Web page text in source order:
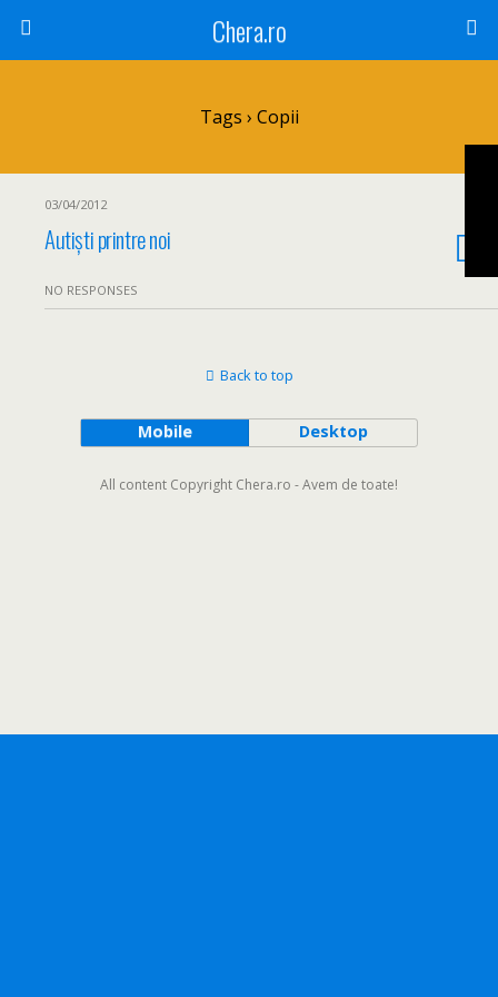
Chera.ro
Tags › Copii
03/04/2012
Autiști printre noi
NO RESPONSES
Back to top
Mobile Desktop
All content Copyright Chera.ro - Avem de toate!